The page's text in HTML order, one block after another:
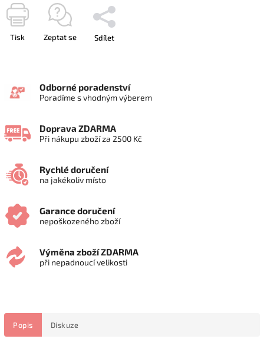
Tisk Zeptat se Sdílet
Odborné poradenství
Poradíme s vhodným výberem
Doprava ZDARMA
Při nákupu zboží za 2500 Kč
Rychlé doručení
na jakékoliv místo
Garance doručení
nepoškozeného zboží
Výměna zboží ZDARMA
při nepadnoucí velikosti
Popis Diskuze